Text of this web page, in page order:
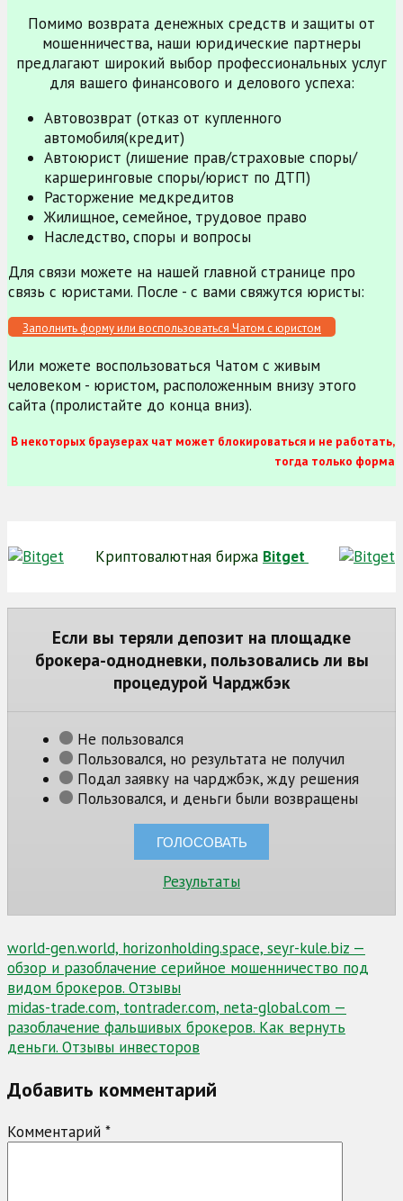
Помимо возврата денежных средств и защиты от
мошенничества, наши юридические партнеры
предлагают широкий выбор профессиональных услуг
для вашего финансового и делового успеха:
Автовозврат (отказ от купленного
автомобиля(кредит)
Автоюрист (лишение прав/страховые споры/
каршеринговые споры/юрист по ДТП)
Расторжение медкредитов
Жилищное, семейное, трудовое право
Наследство, споры и вопросы
Для связи можете на нашей главной странице про
связь с юристами. После - с вами свяжутся юристы:
Заполнить форму или воспользоваться Чатом с юристом
Или можете воспользоваться Чатом с живым
человеком - юристом, расположенным внизу этого
сайта (пролистайте до конца вниз).
В некоторых браузерах чат может блокироваться и не работать,
тогда только форма
Криптовалютная биржа Bitget
Если вы теряли депозит на площадке
брокера-однодневки, пользовались ли вы
процедурой Чарджбэк
Не пользовался
Пользовался, но результата не получил
Подал заявку на чарджбэк, жду решения
Пользовался, и деньги были возвращены
Результаты
Навигация
по
записям
world-gen.world, horizonholding.space, seyr-kule.biz —
обзор и разоблачение серийное мошенничество под
видом брокеров. Отзывы
midas-trade.com, tontrader.com, neta-global.com —
разоблачение фальшивых брокеров. Как вернуть
деньги. Отзывы инвесторов
Добавить комментарий
Комментарий *